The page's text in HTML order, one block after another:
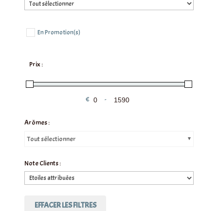
En Promotion(s)
Prix :
€
Minimum Price
-
Maximum Price
Arômes :
Tout sélectionner
Note Clients :
EFFACER LES FILTRES